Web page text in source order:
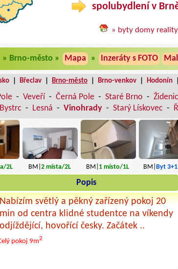
spolubydlení v
» byty domy reality
Brno-město » Mapa » Inzeráty s FOTO
Břeclav Brno-město Brno-venkov Hodonín
- Veveří - Černá Pole - Staré Brno -
Bystrc - Lesná - Vinohrady - Starý Lískovec -
/2L BM| 2místa/2L BM| 1 místo/1L BM| Byt
Popis
světlý a pěkný zařízený pokoj 20
min od centra klidné studentce na víkendy
odjíždějící, hovořící česky. Začátek ..
pokoj 9m2